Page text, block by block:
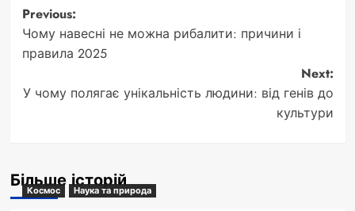
Post
navigation
Previous:
Чому навесні не можна рибалити: причини і
правила 2025
Next:
У чому полягає унікальність людини: від генів до
культури
Більше історій
Космос Наука та природа